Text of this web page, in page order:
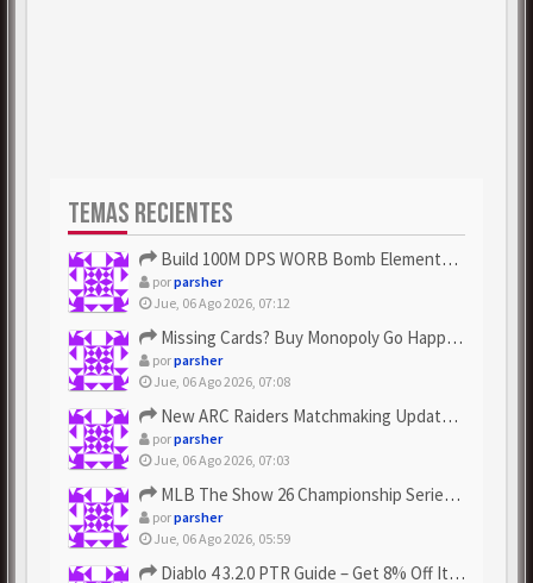
TEMAS RECIENTES
Build 100M DPS WORB Bomb Elementalist Fast - Grab POE Curren...
porparsher
Jue, 06 Ago 2026, 07:12
Missing Cards? Buy Monopoly Go Happy Harvest with Looney Tun...
porparsher
Jue, 06 Ago 2026, 07:08
New ARC Raiders Matchmaking Update: Stop Failed - Grab Bluep...
porparsher
Jue, 06 Ago 2026, 07:03
MLB The Show 26 Championship Series Update! Get Cheap & ...
porparsher
Jue, 06 Ago 2026, 05:59
Diablo 4 3.2.0 PTR Guide – Get 8% Off Items Quickly to Test ...